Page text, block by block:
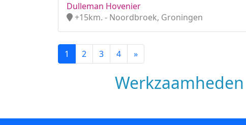
Dulleman Hovenier
+15km. - Noordbroek, Groningen
1 2 3 4 »